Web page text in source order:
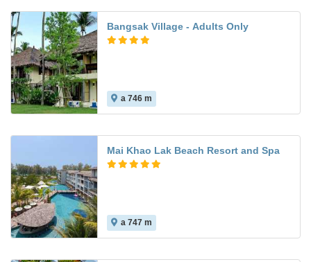
Bangsak Village - Adults Only
a 746 m
Mai Khao Lak Beach Resort and Spa
a 747 m